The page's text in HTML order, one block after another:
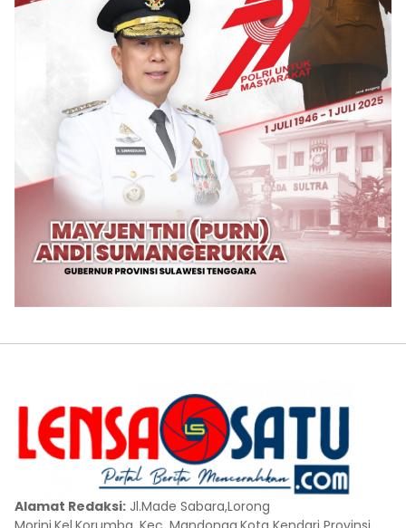
Alamat Redaksi: Jl.Made Sabara,Lorong